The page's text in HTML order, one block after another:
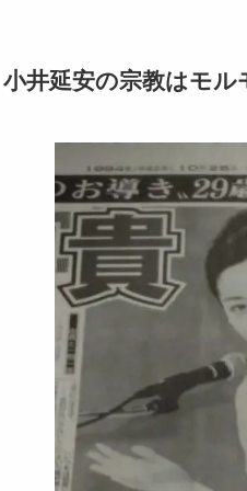
小井延安の宗教はモル